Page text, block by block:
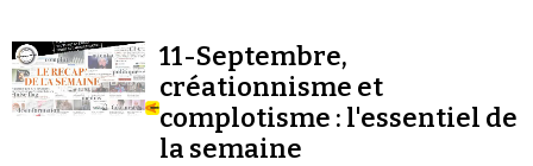
11-Septembre,
créationnisme et
complotisme : l'essentiel de
la semaine